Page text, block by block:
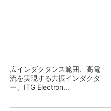
広インダクタンス範囲、高電
流を実現する共振インダクタ
ー、ITG Electron...